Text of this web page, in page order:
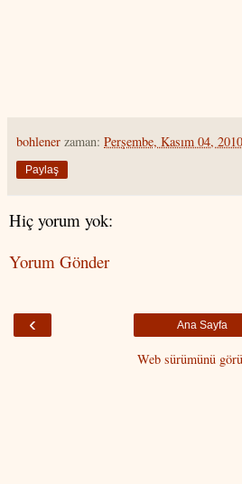
bohlener zaman: Perşembe, Kasım 04, 2010
Paylaş
Hiç yorum yok:
Yorum Gönder
‹ Ana Sayfa
Web sürümünü